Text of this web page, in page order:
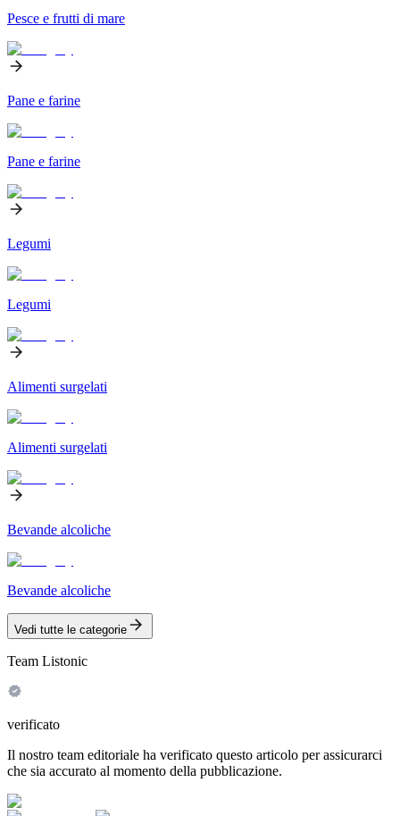
Pesce e frutti di mare
Pane e farine
Pane e farine
Legumi
Legumi
Alimenti surgelati
Alimenti surgelati
Bevande alcoliche
Bevande alcoliche
Vedi tutte le categorie
Team Listonic
verificato
Il nostro team editoriale ha verificato questo articolo per assicurarci
che sia accurato al momento della pubblicazione.